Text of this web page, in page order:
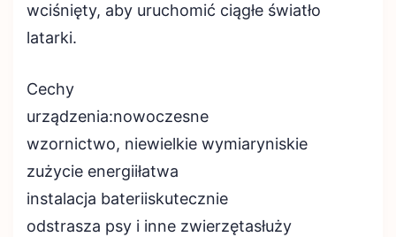
wciśnięty, aby uruchomić ciągłe światło
latarki.
Cechy
urządzenia:nowoczesne
wzornictwo, niewielkie wymiaryniskie
zużycie energiiłatwa
instalacja bateriiskutecznie
odstrasza psy i inne zwierzętasłuży